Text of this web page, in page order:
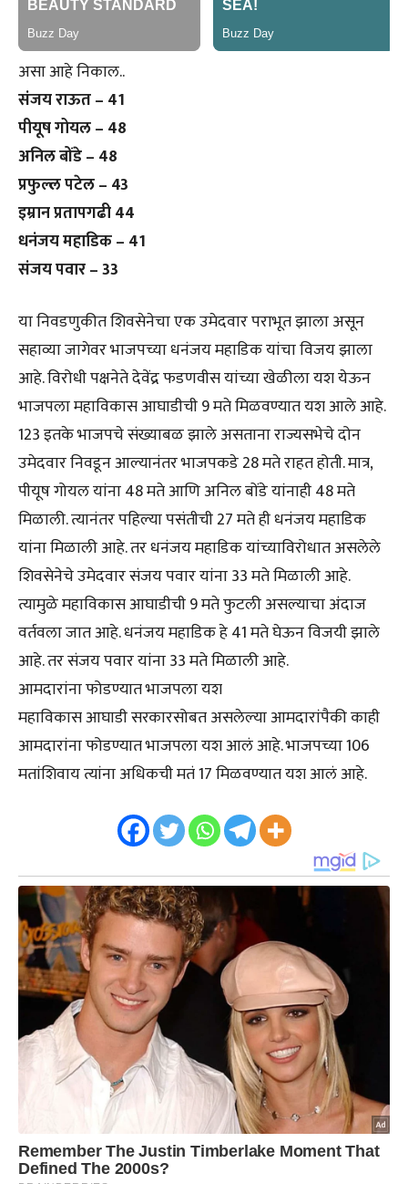
असा आहे निकाल..
संजय राऊत – 41
पीयूष गोयल – 48
अनिल बोंडे – 48
प्रफुल्ल पटेल – 43
इम्रान प्रतापगढी 44
धनंजय महाडिक – 41
संजय पवार – 33
या निवडणुकीत शिवसेनेचा एक उमेदवार पराभूत झाला असून
सहाव्या जागेवर भाजपच्या धनंजय महाडिक यांचा विजय झाला
आहे. विरोधी पक्षनेते देवेंद्र फडणवीस यांच्या खेळीला यश येऊन
भाजपला महाविकास आघाडीची 9 मते मिळवण्यात यश आले आहे.
123 इतके भाजपचे संख्याबळ झाले असताना राज्यसभेचे दोन
उमेदवार निवडून आल्यानंतर भाजपकडे 28 मते राहत होती. मात्र,
पीयूष गोयल यांना 48 मते आणि अनिल बोंडे यांनाही 48 मते
मिळाली. त्यानंतर पहिल्या पसंतीची 27 मते ही धनंजय महाडिक
यांना मिळाली आहे. तर धनंजय महाडिक यांच्याविरोधात असलेले
शिवसेनेचे उमेदवार संजय पवार यांना 33 मते मिळाली आहे.
त्यामुळे महाविकास आघाडीची 9 मते फुटली असल्याचा अंदाज
वर्तवला जात आहे. धनंजय महाडिक हे 41 मते घेऊन विजयी झाले
आहे. तर संजय पवार यांना 33 मते मिळाली आहे.
आमदारांना फोडण्यात भाजपला यश
महाविकास आघाडी सरकारसोबत असलेल्या आमदारांपैकी काही
आमदारांना फोडण्यात भाजपला यश आलं आहे. भाजपच्या 106
मतांशिवाय त्यांना अधिकची मतं 17 मिळवण्यात यश आलं आहे.